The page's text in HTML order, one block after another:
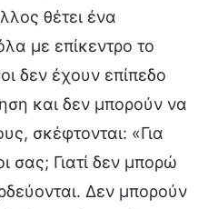
θέτει ένα
με επίκεντρο το
δεν έχουν επίπεδο
και δεν μπορούν να
σκέφτονται: «Για
σας; Γιατί δεν μπορώ
Δεν μπορούν